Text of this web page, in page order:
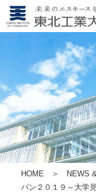
HOME ＞ NEWS
パン２０１９～大学